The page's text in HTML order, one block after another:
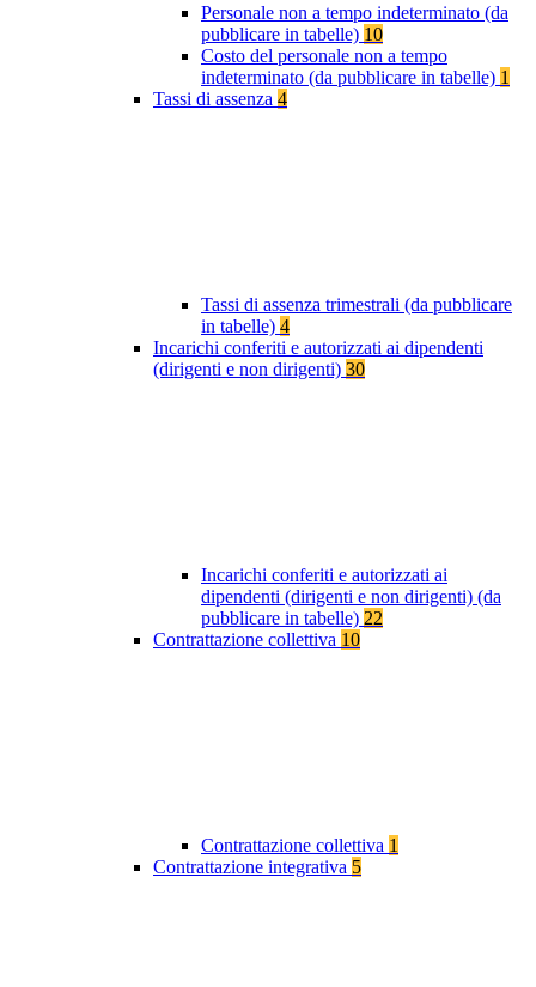
Personale non a tempo indeterminato (da
pubblicare in tabelle) 10
Costo del personale non a tempo
indeterminato (da pubblicare in tabelle) 1
Tassi di assenza 4
Tassi di assenza trimestrali (da pubblicare
in tabelle) 4
Incarichi conferiti e autorizzati ai dipendenti
(dirigenti e non dirigenti) 30
Incarichi conferiti e autorizzati ai
dipendenti (dirigenti e non dirigenti) (da
pubblicare in tabelle) 22
Contrattazione collettiva 10
Contrattazione collettiva 1
Contrattazione integrativa 5